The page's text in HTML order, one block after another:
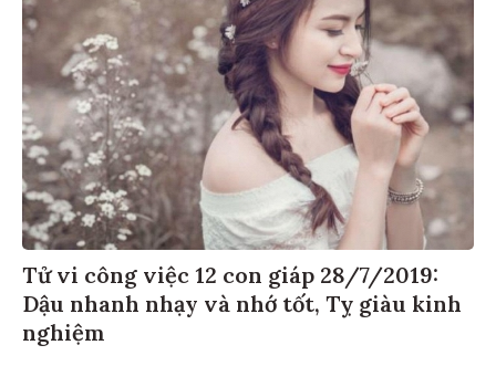
Tử vi công việc 12 con giáp 28/7/2019:
Dậu nhanh nhạy và nhớ tốt, Tỵ giàu kinh
nghiệm